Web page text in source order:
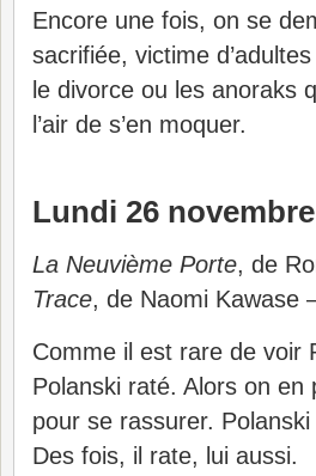
Encore une fois, on se
sacrifiée, victime
le divorce ou les anoraks
l’air de s’en moquer.
Lundi 26 novembre
La Neuvième Porte, de
Trace, de Naomi Kawase
Comme il est rare de voir
Polanski raté. Alors on en
pour se rassurer.
Des fois, il rate, lui aussi.